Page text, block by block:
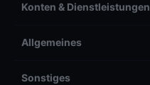
Konten & Dienstleistungen
Allgemeines
Sonstiges